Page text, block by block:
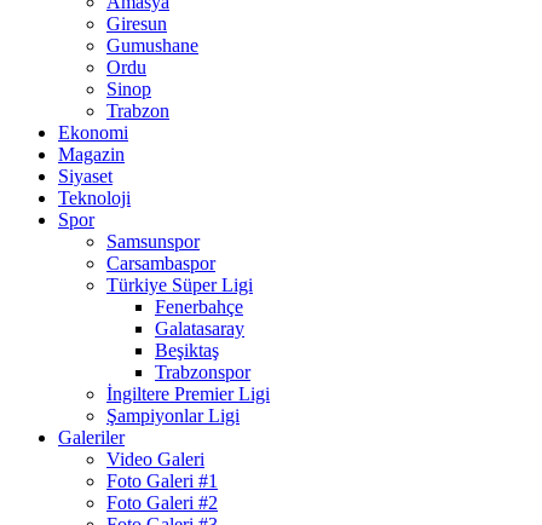
Giresun
Gumushane
Ordu
Sinop
Trabzon
Ekonomi
Magazin
Siyaset
Teknoloji
Spor
Samsunspor
Carsambaspor
Türkiye Süper Ligi
Fenerbahçe
Galatasaray
Beşiktaş
Trabzonspor
İngiltere Premier Ligi
Şampiyonlar Ligi
Galeriler
Video Galeri
Foto Galeri #1
Foto Galeri #2